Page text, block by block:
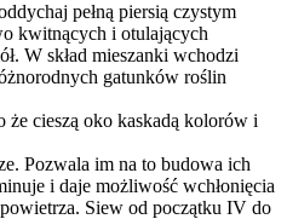
pełną piersią czystym
kwitnących i otulających
W skład mieszanki wchodzi
gatunków roślin
cieszą oko kaskadą kolorów i
Pozwala im na to budowa ich
i daje możliwość wchłonięcia
Siew od początku IV do